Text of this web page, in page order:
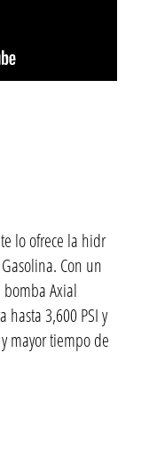
lo ofrece la hidr
Con un
bomba Axial
hasta 3,600 PSI y
mayor tiempo de